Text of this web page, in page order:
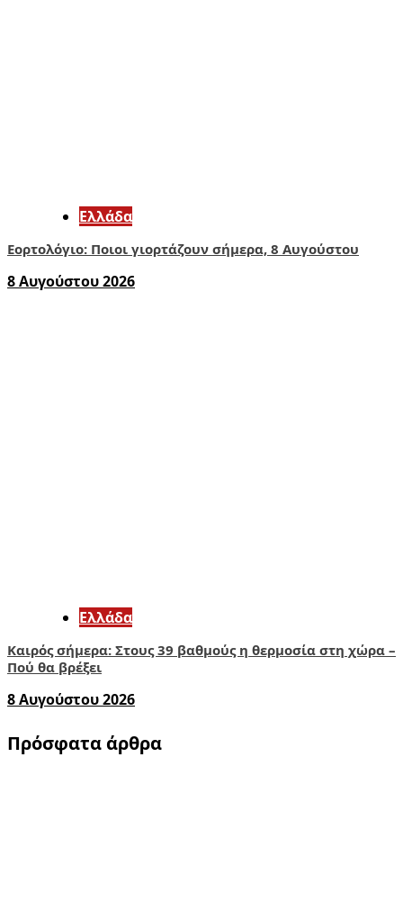
Ελλάδα
Εορτολόγιο: Ποιοι γιορτάζουν σήμερα, 8 Αυγούστου
8 Αυγούστου 2026
Ελλάδα
Καιρός σήμερα: Στους 39 βαθμούς η θερμοσία στη χώρα –
Πού θα βρέξει
8 Αυγούστου 2026
Πρόσφατα άρθρα